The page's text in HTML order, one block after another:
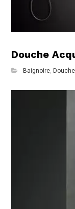
Douche
Baignoire, Douche